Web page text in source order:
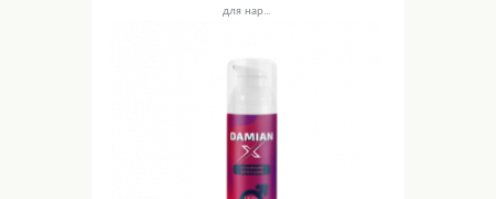
для нар...